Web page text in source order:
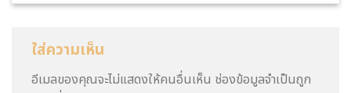
ใส่ความเห็น
อีเมลของคุณจะไม่แสดงให้คนอื่นเห็น ช่องข้อมูลจำเป็นถูก